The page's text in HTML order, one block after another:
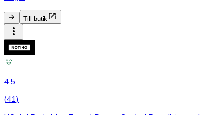
Till butik
4.5
(41)